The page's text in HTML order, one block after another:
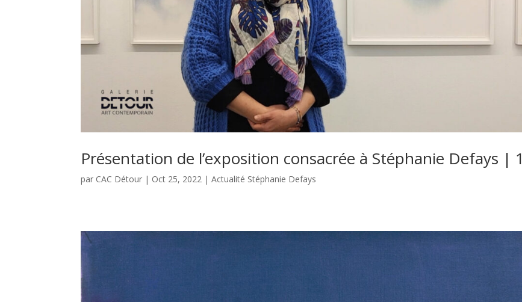
Présentation de l’exposition consacrée à Stéphanie Defays | 1
par CAC Détour | Oct 25, 2022 |Actualité Stéphanie Defays